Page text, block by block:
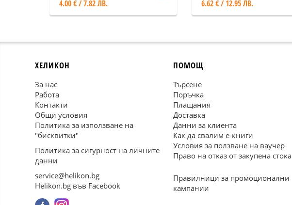
4.00 € / 7.82 ЛВ. 6.62 € / 12.95 ЛВ.
ХЕЛИКОН
За нас
Работа
Контакти
Общи условия
Политика за използване на
"бисквитки"
Политика за сигурност на личните
данни
service@helikon.bg
Helikon.bg във Facebook
ПОМОЩ
Търсене
Поръчка
Плащания
Доставка
Данни за клиента
Как да свалим е-книги
Условия за ползване на ваучер
Право на отказ от закупена стока
Правилници за промоционални
кампании